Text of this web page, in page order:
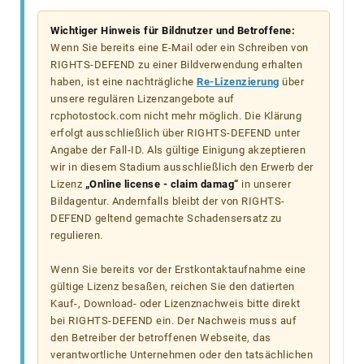
Wichtiger Hinweis für Bildnutzer und Betroffene:
Wenn Sie bereits eine E-Mail oder ein Schreiben von
RIGHTS-DEFEND zu einer Bildverwendung erhalten
haben, ist eine nachträgliche Re-Lizenzierung über
unsere regulären Lizenzangebote auf
rcphotostock.com nicht mehr möglich. Die Klärung
erfolgt ausschließlich über RIGHTS-DEFEND unter
Angabe der Fall-ID. Als gültige Einigung akzeptieren
wir in diesem Stadium ausschließlich den Erwerb der
Lizenz „Online license - claim damag“ in unserer
Bildagentur. Andernfalls bleibt der von RIGHTS-
DEFEND geltend gemachte Schadensersatz zu
regulieren.
Wenn Sie bereits vor der Erstkontaktaufnahme eine
gültige Lizenz besaßen, reichen Sie den datierten
Kauf-, Download- oder Lizenznachweis bitte direkt
bei RIGHTS-DEFEND ein. Der Nachweis muss auf
den Betreiber der betroffenen Webseite, das
verantwortliche Unternehmen oder den tatsächlichen